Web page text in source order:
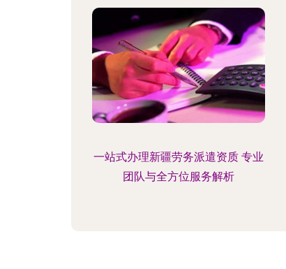
一站式办理新疆劳务派遣资质 专业
团队与全方位服务解析